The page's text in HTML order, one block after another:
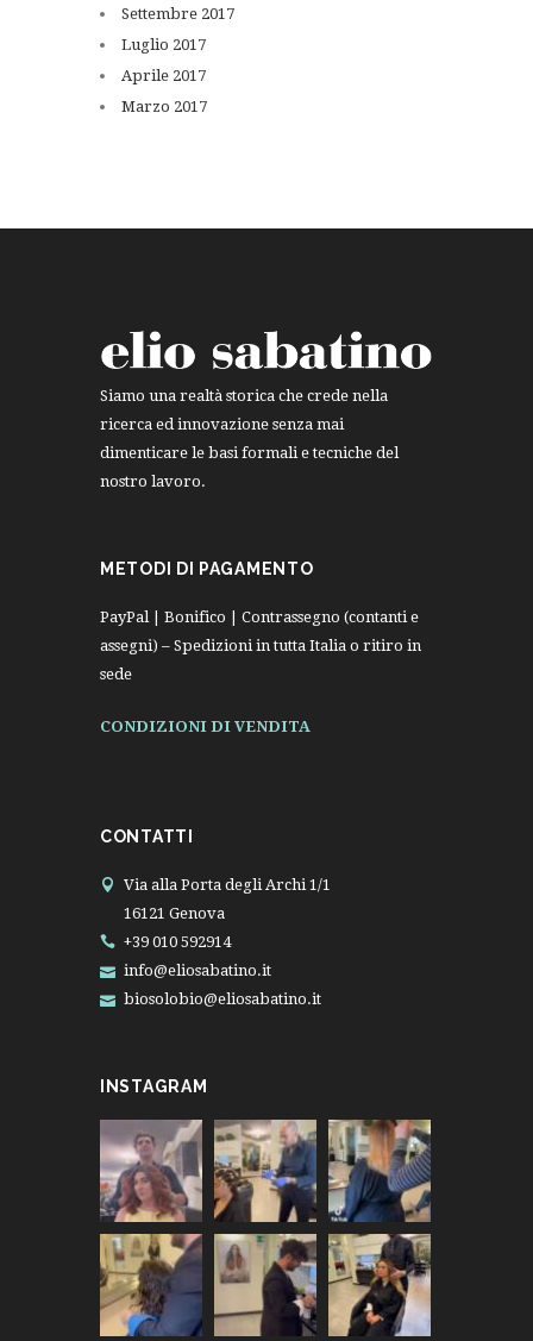
Settembre 2017
Luglio 2017
Aprile 2017
Marzo 2017
Siamo una realtà storica che crede nella
ricerca ed innovazione senza mai
dimenticare le basi formali e tecniche del
nostro lavoro.
METODI DI PAGAMENTO
PayPal | Bonifico | Contrassegno (contanti e
assegni) – Spedizioni in tutta Italia o ritiro in
sede
CONDIZIONI DI VENDITA
CONTATTI
Via alla Porta degli Archi 1/1
16121 Genova
+39 010 592914
info@eliosabatino.it
biosolobio@eliosabatino.it
INSTAGRAM